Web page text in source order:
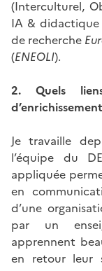
(Interculturel,
IA & didactique
de recherche
(ENEOLI).
2. Quels
Je travaille
l’équipe du
appliquée
en
d’une
par un
apprennent
en retour leur